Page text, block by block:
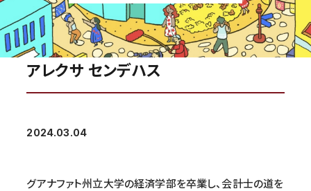
アレクサ センデハス
2024.03.04
グアナファト州立大学の経済学部を卒業し、会計士の道を